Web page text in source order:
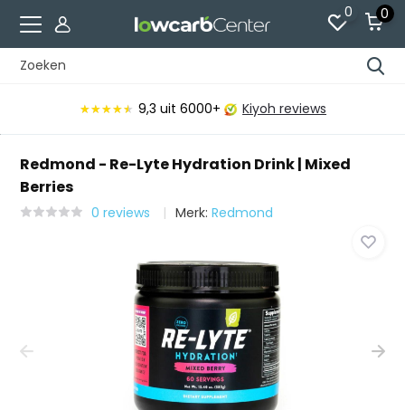
0 0
★★★★★
★★★★★ 9,3 uit 6000+ Kiyoh reviews
Redmond - Re-Lyte Hydration Drink | Mixed
Berries
0 reviews Merk:Redmond